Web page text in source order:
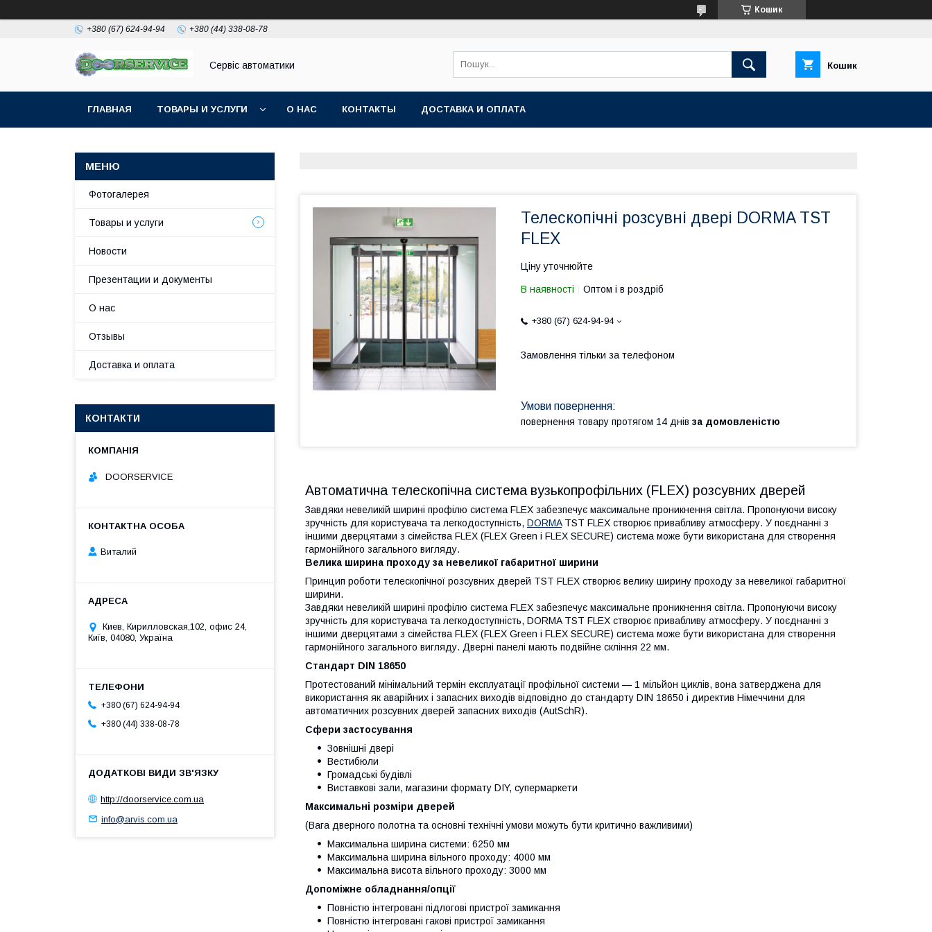
Кошик
+380 (67) 624-94-94 +380 (44) 338-08-78
Сервіс автоматики Кошик
ГЛАВНАЯ ТОВАРЫ И УСЛУГИ О НАС КОНТАКТЫ ДОСТАВКА И ОПЛАТА
Телескопічні розсувні двері DORMA TST
FLEX
Ціну уточнюйте
В наявності Оптом і в роздріб
+380 (67) 624-94-94
Замовлення тільки за телефоном
повернення товару протягом 14 днів за домовленістю
Автоматична телескопічна система вузькопрофільних (FLEX) розсувних дверей
Завдяки невеликій ширині профілю система FLEX забезпечує максимальне проникнення світла. Пропонуючи високу
зручність для користувача та легкодоступність, DORMATST FLEX створює привабливу атмосферу. У поєднанні з
іншими дверцятами з сімейства FLEX (FLEX Green і FLEX SECURE) система може бути використана для створення
гармонійного загального вигляду.
Велика ширина проходу за невеликої габаритної ширини
Принцип роботи телескопічної розсувних дверей TST FLEX створює велику ширину проходу за невеликої габаритної
ширини.
Завдяки невеликій ширині профілю система FLEX забезпечує максимальне проникнення світла. Пропонуючи високу
зручність для користувача та легкодоступність, DORMA TST FLEX створює привабливу атмосферу. У поєднанні з
іншими дверцятами з сімейства FLEX (FLEX Green і FLEX SECURE) система може бути використана для створення
гармонійного загального вигляду. Дверні панелі мають подвійне скління 22 мм.
Стандарт DIN 18650
Протестований мінімальний термін експлуатації профільної системи — 1 мільйон циклів, вона затверджена для
використання як аварійних і запасних виходів відповідно до стандарту DIN 18650 і директив Німеччини для
автоматичних розсувних дверей запасних виходів (AutSchR).
Сфери застосування
Зовнішні двері
Вестибюли
Громадські будівлі
Виставкові зали, магазини формату DIY, супермаркети
Максимальні розміри дверей
(Вага дверного полотна та основні технічні умови можуть бути критично важливими)
Максимальна ширина системи: 6250 мм
Максимальна ширина вільного проходу: 4000 мм
Максимальна висота вільного проходу: 3000 мм
Допоміжне обладнання/опції
Повністю інтегровані підлогові пристрої замикання
Повністю інтегровані гакові пристрої замикання
Фотогалерея
Товары и услуги
Новости
Презентации и документы
О нас
Отзывы
Доставка и оплата
КОНТАКТИ
DOORSERVICE
Виталий
Киев, Кирилловская,102, офис 24,
Київ, 04080, Україна
+380 (67) 624-94-94
+380 (44) 338-08-78
http://doorservice.com.ua
info@arvis.com.ua